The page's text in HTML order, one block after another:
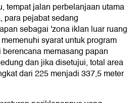
tempat jalan perbelanjaan utama
para pejabat sedang
sebagai 'zona iklan luar ruang
syarat untuk program
memasang papan
dan jika disetujui, total area
dari 225 menjadi 337,5 meter